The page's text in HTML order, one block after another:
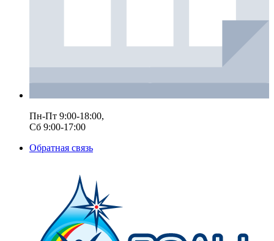
Пн-Пт 9:00-18:00,
Сб 9:00-17:00
Обратная связь